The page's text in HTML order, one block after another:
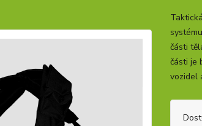
části
části je
vozidel